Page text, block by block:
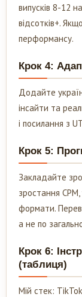
випусків 8-12
відсотків+.
перформансу.
Крок 4:
Додайте
інсайти та
і посилання з
Крок 5:
Закладайте
зростання
формати.
а не по
Крок 6:
(таблиця)
Мій стек: